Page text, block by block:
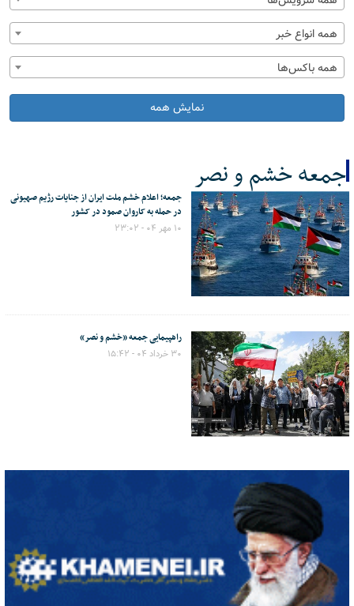
همه انواع خبر
همه باکس‌ها
نمایش همه
جمعه خشم و نصر
کل اخبار:2
جمعه؛ اعلام خشم ملت ایران از جنایات رژیم صهیونی
در حمله به کاروان صمود در کشور
۱۰ مهر ۰۴ - ۲۳:۰۲
راهپیمایی جمعه «خشم و نصر»
۳۰ خرداد ۰۴ - ۱۵:۴۲